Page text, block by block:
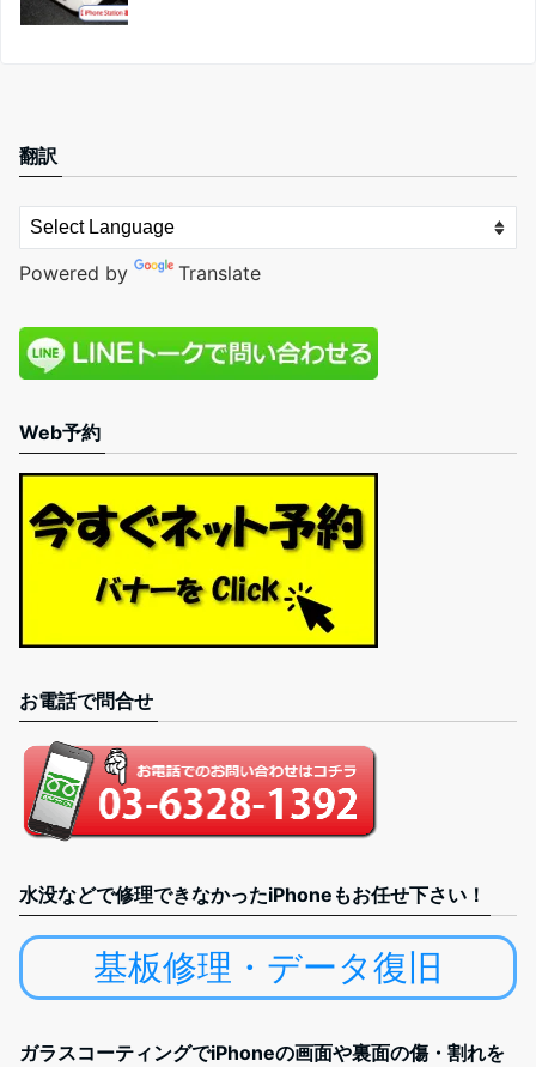
翻訳
Powered by Translate
Web予約
お電話で問合せ
水没などで修理できなかったiPhoneもお任せ下さい！
基板修理・データ復旧
ガラスコーティングでiPhoneの画面や裏面の傷・割れを